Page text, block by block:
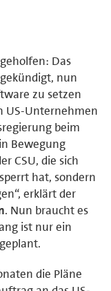
Das
nun
zu setzen
US-Unternehmen
beim
Bewegung
CSU, die sich
hat, sondern
erklärt der
. Nun braucht es
ist nur ein
die Pläne